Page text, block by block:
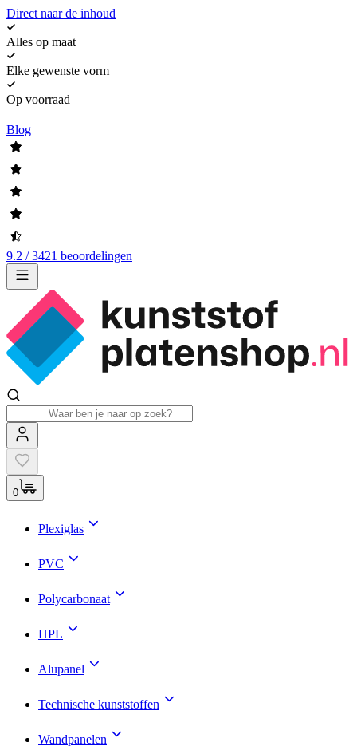
Direct naar de inhoud
Alles op maat
Elke gewenste vorm
Op voorraad
Blog
9.2 / 3421 beoordelingen
0
Plexiglas
PVC
Polycarbonaat
HPL
Alupanel
Technische kunststoffen
Wandpanelen